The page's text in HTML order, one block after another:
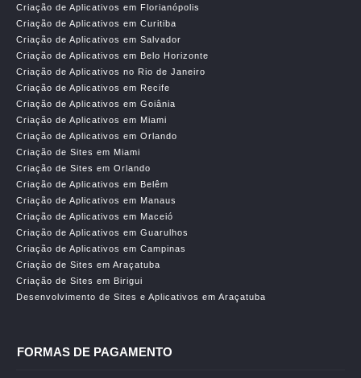
Criação de Aplicativos em Florianópolis
Criação de Aplicativos em Curitiba
Criação de Aplicativos em Salvador
Criação de Aplicativos em Belo Horizonte
Criação de Aplicativos no Rio de Janeiro
Criação de Aplicativos em Recife
Criação de Aplicativos em Goiânia
Criação de Aplicativos em Miami
Criação de Aplicativos em Orlando
Criação de Sites em Miami
Criação de Sites em Orlando
Criação de Aplicativos em Belêm
Criação de Aplicativos em Manaus
Criação de Aplicativos em Maceió
Criação de Aplicativos em Guarulhos
Criação de Aplicativos em Campinas
Criação de Sites em Araçatuba
Criação de Sites em Birigui
Desenvolvimento de Sites e Aplicativos em Araçatuba
FORMAS DE PAGAMENTO